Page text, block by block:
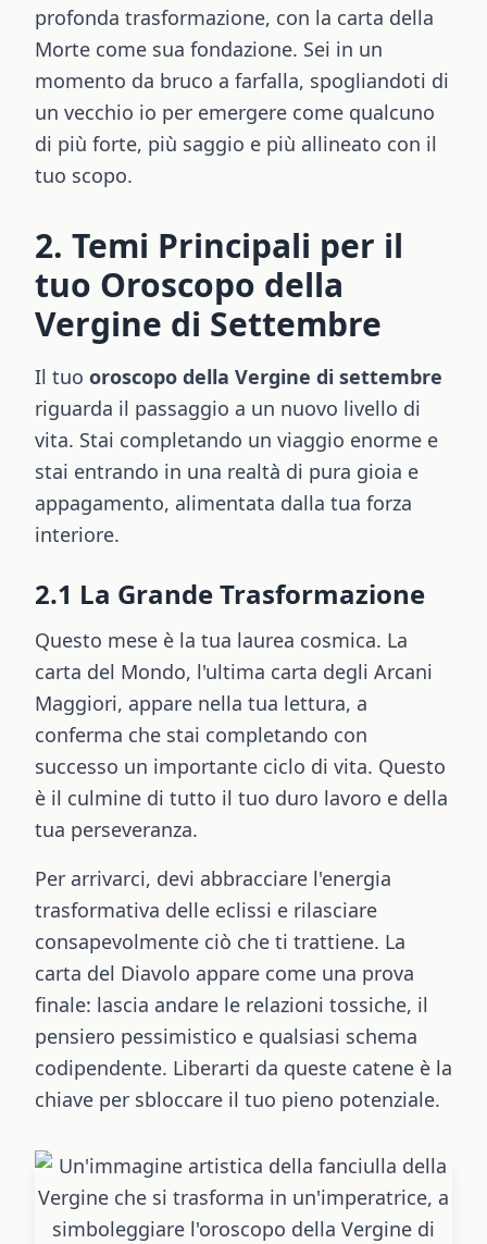
profonda trasformazione, con la carta della
Morte come sua fondazione. Sei in un
momento da bruco a farfalla, spogliandoti di
un vecchio io per emergere come qualcuno
di più forte, più saggio e più allineato con il
tuo scopo.
2. Temi Principali per il
tuo Oroscopo della
Vergine di Settembre
Il tuo oroscopo della Vergine di settembre
riguarda il passaggio a un nuovo livello di
vita. Stai completando un viaggio enorme e
stai entrando in una realtà di pura gioia e
appagamento, alimentata dalla tua forza
interiore.
2.1 La Grande Trasformazione
Questo mese è la tua laurea cosmica. La
carta del Mondo, l'ultima carta degli Arcani
Maggiori, appare nella tua lettura, a
conferma che stai completando con
successo un importante ciclo di vita. Questo
è il culmine di tutto il tuo duro lavoro e della
tua perseveranza.
Per arrivarci, devi abbracciare l'energia
trasformativa delle eclissi e rilasciare
consapevolmente ciò che ti trattiene. La
carta del Diavolo appare come una prova
finale: lascia andare le relazioni tossiche, il
pensiero pessimistico e qualsiasi schema
codipendente. Liberarti da queste catene è la
chiave per sbloccare il tuo pieno potenziale.